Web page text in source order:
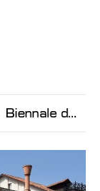
Biennale de Venise (exclusif)